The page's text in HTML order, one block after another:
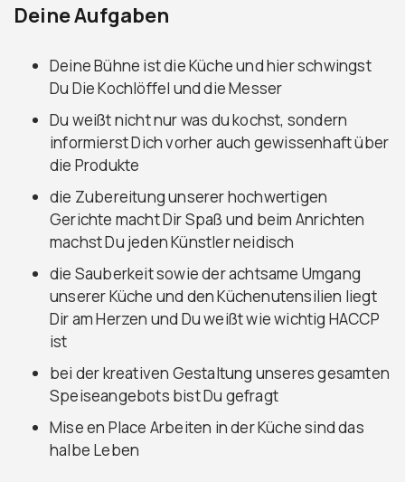
Deine Aufgaben
Deine Bühne ist die Küche und hier schwingst
Du Die Kochlöffel und die Messer
Du weißt nicht nur was du kochst, sondern
informierst Dich vorher auch gewissenhaft über
die Produkte
die Zubereitung unserer hochwertigen
Gerichte macht Dir Spaß und beim Anrichten
machst Du jeden Künstler neidisch
die Sauberkeit sowie der achtsame Umgang
unserer Küche und den Küchenutensilien liegt
Dir am Herzen und Du weißt wie wichtig HACCP
ist
bei der kreativen Gestaltung unseres gesamten
Speiseangebots bist Du gefragt
Mise en Place Arbeiten in der Küche sind das
halbe Leben